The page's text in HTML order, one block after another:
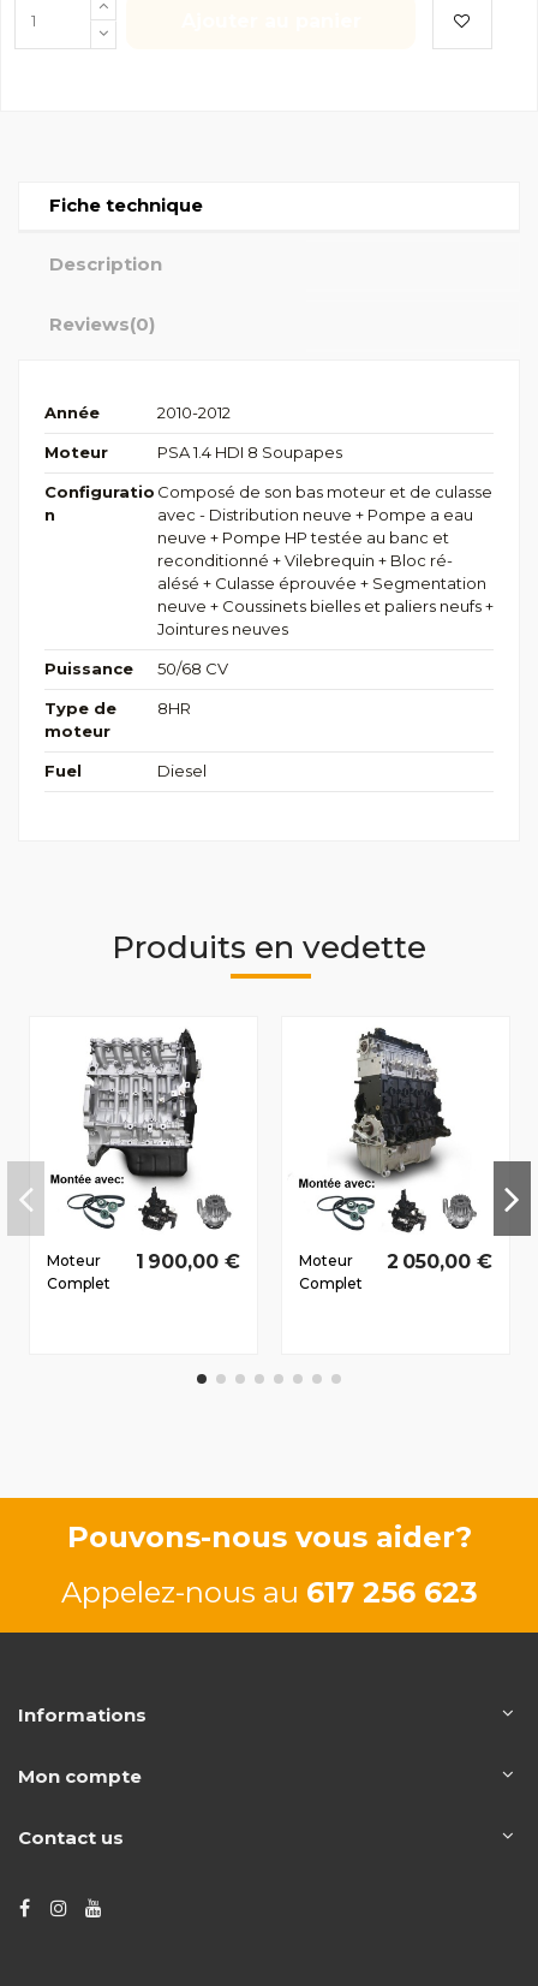
Fiche technique
Description
Reviews(0)
Année 2010-2012
Moteur PSA 1.4 HDI 8 Soupapes
Configuratio
n
Composé de son bas moteur et de culasse
avec - Distribution neuve + Pompe a eau
neuve + Pompe HP testée au banc et
reconditionné + Vilebrequin + Bloc ré-
alésé + Culasse éprouvée + Segmentation
neuve + Coussinets bielles et paliers neufs +
Jointures neuves
Puissance 50/68 CV
Type de
moteur
8HR
Fuel Diesel
Produits en vedette
Moteur
Complet
1 900,00 €
Moteur
Complet
2007 2.0
2 050,00 €
Pouvons-nous vous aider?
Appelez-nous au 617 256 623
Informations
Mon compte
Contact us